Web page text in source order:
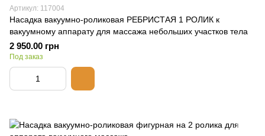
Артикул: 117004
Насадка вакуумно-роликовая РЕБРИСТАЯ 1 РОЛИК к
вакуумному аппарату для массажа небольших участков тела
2 950.00 грн
Под заказ